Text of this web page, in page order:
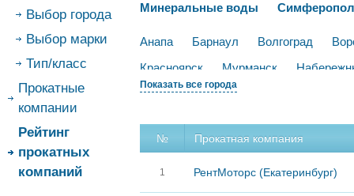
Выбор города
Выбор марки
Тип/класс
Прокатные
компании
Рейтинг
прокатных
компаний
Минеральные воды
Анапа Барнаул Волгоград
Красноярск
Мурманск
Ростов-на-Дону
Показать все города
№ Прокатная компания
1 РентМоторс (Екатеринбург)